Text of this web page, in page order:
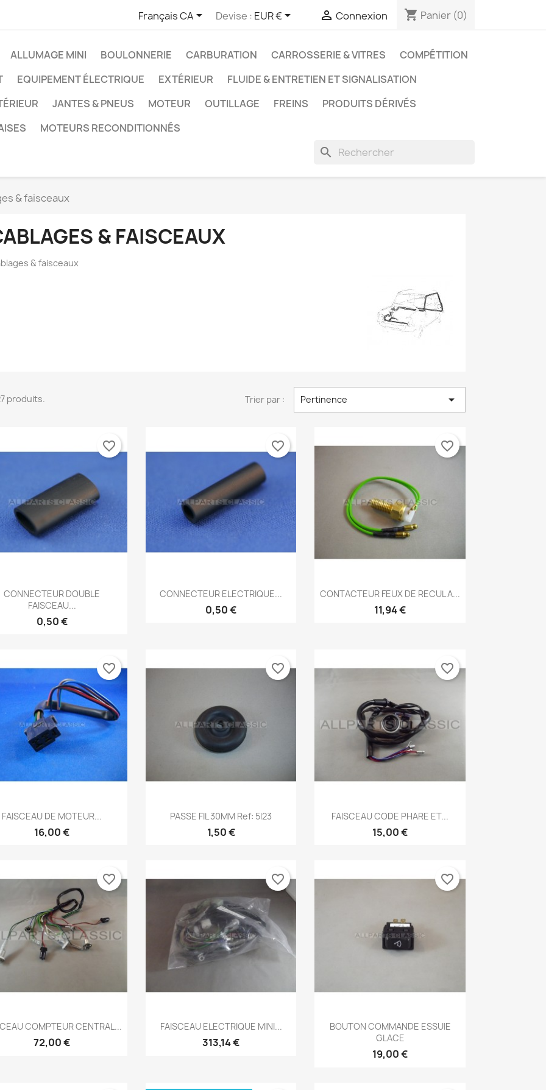
Français CA Devise : EUR €  Connexion shopping_cart Panier (0)
ALLUMAGE MINI BOULONNERIE CARBURATION CARROSSERIE & VITRES
COMPÉTITION
EQUIPEMENT ÉLECTRIQUE EXTÉRIEUR
FLUIDE & ENTRETIEN ET SIGNALISATION
JANTES & PNEUS MOTEUR OUTILLAGE FREINS
PRODUITS DÉRIVÉS
MOTEURS RECONDITIONNÉS
search
& faisceaux
& FAISCEAUX
& faisceaux
produits. Trier par : Pertinence 
Aperçu rapide
CONNECTEUR DOUBLE
FAISCEAU...
0,50 €
favorite_border
Aperçu rapide
CONNECTEUR ELECTRIQUE...
0,50 €
favorite_border
Aperçu rapide
CONTACTEUR FEUX DE RECUL A...
11,94 €
favorite_border
Aperçu rapide
FAISCEAU DE MOTEUR...
16,00 €
favorite_border
Aperçu rapide
PASSE FIL 30MM Ref: 5l23
1,50 €
favorite_border
Aperçu rapide
FAISCEAU CODE PHARE ET...
15,00 €
favorite_border
Aperçu rapide
COMPTEUR CENTRAL...
72,00 €
favorite_border
Aperçu rapide
FAISCEAU ELECTRIQUE MINI...
313,14 €
favorite_border
Aperçu rapide
BOUTON COMMANDE ESSUIE
GLACE
19,00 €
favorite_border